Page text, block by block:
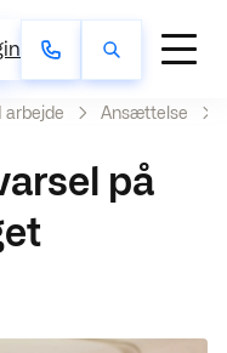
I arbejde Ansættelse
på